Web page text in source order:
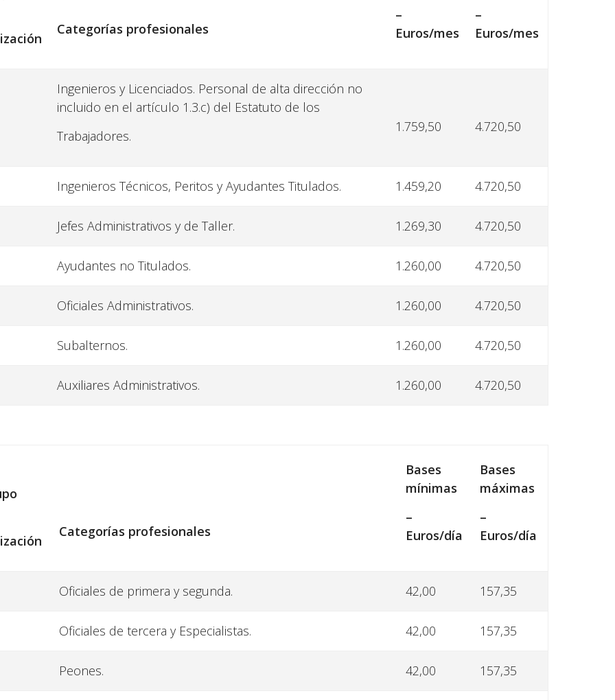
Categorías profesionales
–
Euros/mes
–
Euros/mes
Ingenieros y Licenciados. Personal de alta dirección no
incluido en el artículo 1.3.c) del Estatuto de los
Trabajadores.
1.759,50 4.720,50
Ingenieros Técnicos, Peritos y Ayudantes Titulados. 1.459,20 4.720,50
Jefes Administrativos y de Taller. 1.269,30 4.720,50
Ayudantes no Titulados. 1.260,00 4.720,50
Oficiales Administrativos. 1.260,00 4.720,50
Subalternos. 1.260,00 4.720,50
Auxiliares Administrativos. 1.260,00 4.720,50
Categorías profesionales
Bases
mínimas
–
Euros/día
Bases
máximas
–
Euros/día
Oficiales de primera y segunda. 42,00 157,35
Oficiales de tercera y Especialistas. 42,00 157,35
Peones. 42,00 157,35